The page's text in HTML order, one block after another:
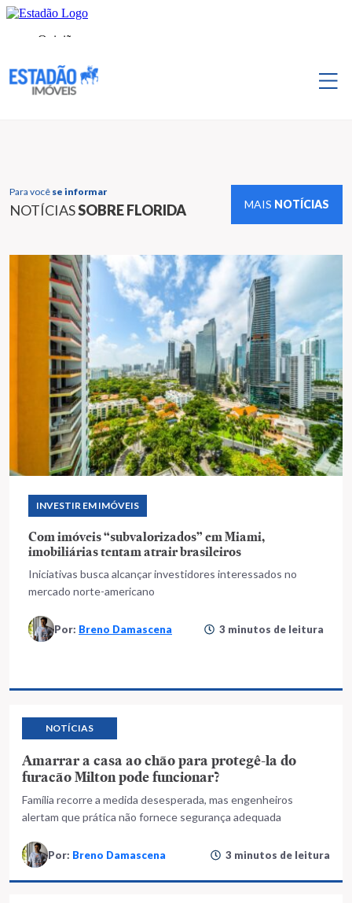
Para você se informar
NOTÍCIASSOBRE FLORIDA MAIS NOTÍCIAS
INVESTIR EM IMÓVEIS
Com imóveis “subvalorizados” em Miami,
imobiliárias tentam atrair brasileiros
Iniciativas busca alcançar investidores interessados no
mercado norte-americano
Por: Breno Damascena 3 minutos de leitura
NOTÍCIAS
Amarrar a casa ao chão para protegê-la do
furacão Milton pode funcionar?
Família recorre a medida desesperada, mas engenheiros
alertam que prática não fornece segurança adequada
Por: Breno Damascena 3 minutos de leitura